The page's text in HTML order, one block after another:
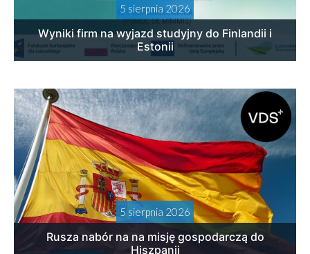
5 sierpnia 2026
Wyniki firm na wyjazd studyjny do Finlandii i
Estonii
5 sierpnia 2026
Rusza nabór na na misję gospodarczą do
Hiszpanii